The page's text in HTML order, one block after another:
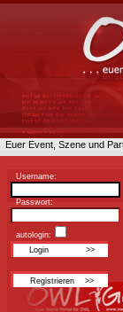
Euer Event, Szene und
Username:
Passwort:
autologin: